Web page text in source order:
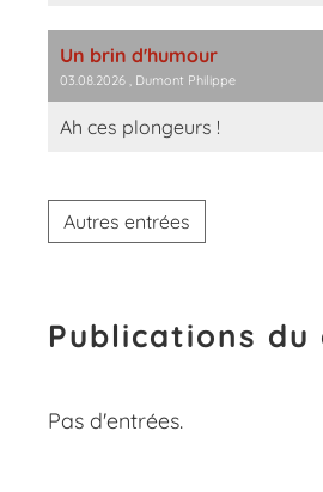
Un brin d'humour
03.08.2026 , Dumont Philippe
Ah ces plongeurs !
Autres entrées
Publications du
Pas d'entrées.